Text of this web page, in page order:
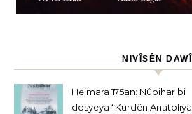
NIVÎSÊN DAWÎ
Hejmara 175an: Nûbihar bi
dosyeya “Kurdên Anatoliya